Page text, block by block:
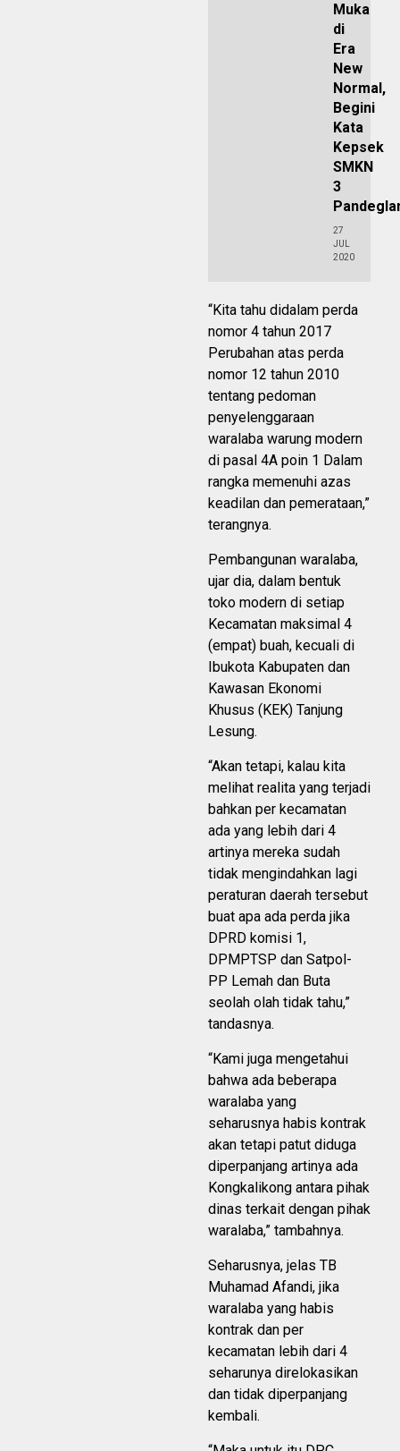
Muka
di
Era
New
Normal,
Begini
Kata
Kepsek
SMKN
3
27
JUL
2020
“Kita tahu didalam perda
nomor 4 tahun 2017
Perubahan atas perda
nomor 12 tahun 2010
tentang pedoman
penyelenggaraan
waralaba warung modern
di pasal 4A poin 1 Dalam
rangka memenuhi azas
keadilan dan pemerataan,”
terangnya.
Pembangunan waralaba,
ujar dia, dalam bentuk
toko modern di setiap
Kecamatan maksimal 4
(empat) buah, kecuali di
Ibukota Kabupaten dan
Kawasan Ekonomi
Khusus (KEK) Tanjung
Lesung.
“Akan tetapi, kalau kita
melihat realita yang terjadi
bahkan per kecamatan
ada yang lebih dari 4
artinya mereka sudah
tidak mengindahkan lagi
peraturan daerah tersebut
buat apa ada perda jika
DPRD komisi 1,
DPMPTSP dan Satpol-
PP Lemah dan Buta
seolah olah tidak tahu,”
tandasnya.
“Kami juga mengetahui
bahwa ada beberapa
waralaba yang
seharusnya habis kontrak
akan tetapi patut diduga
diperpanjang artinya ada
Kongkalikong antara pihak
dinas terkait dengan pihak
waralaba,” tambahnya.
Seharusnya, jelas TB
Muhamad Afandi, jika
waralaba yang habis
kontrak dan per
kecamatan lebih dari 4
seharunya direlokasikan
dan tidak diperpanjang
kembali.